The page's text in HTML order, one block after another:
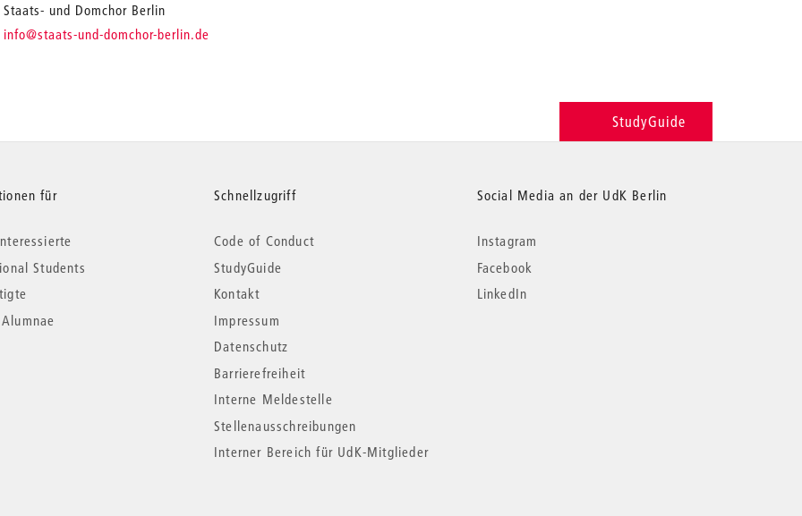
Staats- und Domchor Berlin
info_
@staats-und-domchor-berlin.de
StudyGuide
für
Students
Schnellzugriff
Code of Conduct
StudyGuide
Kontakt
Impressum
Datenschutz
Barrierefreiheit
Interne Meldestelle
Stellenausschreibungen
Interner Bereich für UdK-Mitglieder
Social Media an der UdK Berlin
Instagram
Facebook
LinkedIn